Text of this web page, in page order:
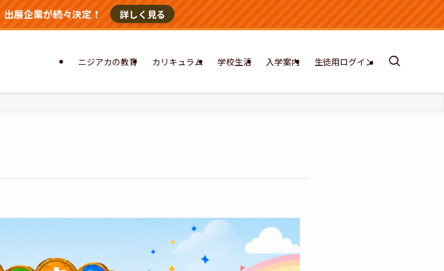
展企業が続々決定！ 詳しく見る
ニジアカの教育 カリキュラム 学校生活 入学案内 生徒用ログイン